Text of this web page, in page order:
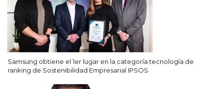
Samsung obtiene el 1er lugar en la categoría tecnología de
ranking de Sostenibilidad Empresarial IPSOS